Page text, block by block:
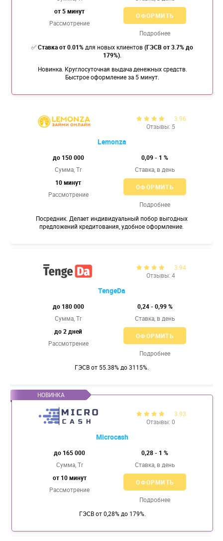
от 5 минут
Рассмотрение
ОФОРМИТЬ
Подробнее
✅Ставка от 0.01% для новых клиентов (ГЭСВ от 3.7% до
179%)
Новинка. Круглосуточная выдача денежных средств.
Быстрое оформление за 5 минут.
3.96
Отзывы: 5
Lemonza
до 150 000
Сумма, Tr
0,09 - 1 %
Ставка, в день
10 минут
Рассмотрение
ОФОРМИТЬ
Подробнее
Посредник. Делает индивидуальный побор выгодных
предложений кредитования, удобное оформление.
3.94
Отзывы: 4
TengeDa
до 180 000
Сумма, Tr
0,24 - 0,99 %
Ставка, в день
до 2 дней
Рассмотрение
ОФОРМИТЬ
Подробнее
ГЭСВ от 55.38% до 3115%.
3.93
Отзывы: 0
Microcash
до 165 000
Сумма, Tr
0,28 - 1 %
Ставка, в день
от 10 минут
Рассмотрение
ОФОРМИТЬ
Подробнее
ГЭСВ от 0,28% до 179%.